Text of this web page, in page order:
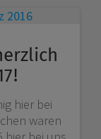
hier bei
waren